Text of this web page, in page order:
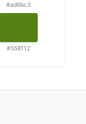
#ad6bc3
#558112